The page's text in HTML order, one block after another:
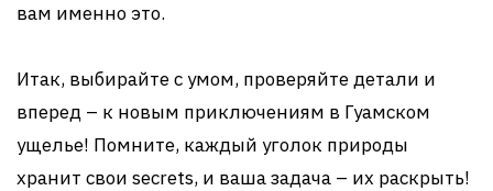
вам именно это.
Итак, выбирайте с умом, проверяйте детали и
вперед – к новым приключениям в Гуамском
ущелье! Помните, каждый уголок природы
хранит свои secrets, и ваша задача – их раскрыть!